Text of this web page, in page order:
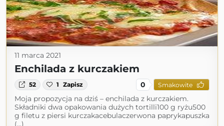
11 marca 2021
Enchilada z kurczakiem
52 1 Zapisz 0 Smakowite
Moja propozycja na dziś – enchilada z kurczakiem.
Składniki dwa opakowania dużych tortilli100 g ryżu500
g filetu z piersi kurczakacebulaczerwona paprykapuszka
(...)